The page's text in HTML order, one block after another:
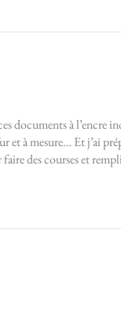
documents à l’encre
à mesure… Et j’ai
des courses et